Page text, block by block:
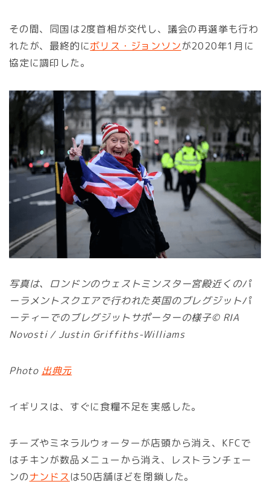
その間、同国は2度首相が交代し、議会の再選挙も行わ
れたが、最終的にボリス・ジョンソンが2020年1月に
協定に調印した。
写真は、ロンドンのウェストミンスター宮殿近くのパ
ーラメントスクエアで行われた英国のブレグジットパ
ーティーでのブレグジットサポーターの様子© RIA
Novosti / Justin Griffiths-Williams
Photo 出典元
イギリスは、すぐに食糧不足を実感した。
チーズやミネラルウォーターが店頭から消え、KFCで
はチキンが数品メニューから消え、レストランチェー
ンのナンドスは50店舗ほどを閉鎖した。